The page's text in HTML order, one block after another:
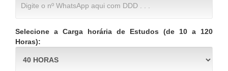
Selecione a Carga horária de Estudos (de 10 a 120
Horas):